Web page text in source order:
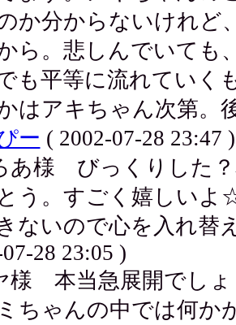
か分からないけれど
ら。悲しんでいても
も平等に流れていく
はアキちゃん次第。
ー ( 2002-07-28 23:47 )
あ様 びっくりした？
う。すごく嬉しい
ないので心を入れ替
28 23:05 )
様 本当急展開でしょ
ちゃんの中では何か